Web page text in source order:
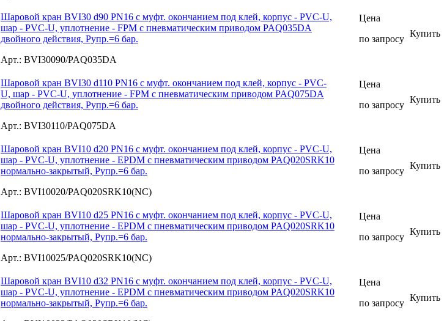
Шаровой кран BVI30 d90 PN16 с муфт. окончанием под клей, корпус - PVC-U,
шар - PVC-U, уплотнение - FPM с пневматическим приводом PAQ035DA
двойного действия, Рупр.=6 бар.
Арт.: BVI30090/PAQ035DA
Цена
по запросу
Купить
Шаровой кран BVI30 d110 PN16 с муфт. окончанием под клей, корпус - PVC-
U, шар - PVC-U, уплотнение - FPM с пневматическим приводом PAQ075DA
двойного действия, Рупр.=6 бар.
Арт.: BVI30110/PAQ075DA
Цена
по запросу
Купить
Шаровой кран BVI10 d20 PN16 с муфт. окончанием под клей, корпус - PVC-U,
шар - PVC-U, уплотнение - EPDM с пневматическим приводом PAQ020SRK10
нормально-закрытый, Рупр.=6 бар.
Арт.: BVI10020/PAQ020SRK10(NC)
Цена
по запросу
Купить
Шаровой кран BVI10 d25 PN16 с муфт. окончанием под клей, корпус - PVC-U,
шар - PVC-U, уплотнение - EPDM с пневматическим приводом PAQ020SRK10
нормально-закрытый, Рупр.=6 бар.
Арт.: BVI10025/PAQ020SRK10(NC)
Цена
по запросу
Купить
Шаровой кран BVI10 d32 PN16 с муфт. окончанием под клей, корпус - PVC-U,
шар - PVC-U, уплотнение - EPDM с пневматическим приводом PAQ020SRK10
нормально-закрытый, Рупр.=6 бар.
Цена
по запросу
Купить